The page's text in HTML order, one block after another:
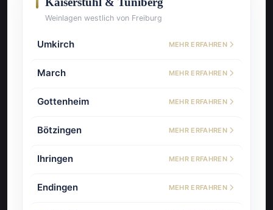
Weinlagen westlich von Freiburg
Umkirch MEHR ERFAHREN
March MEHR ERFAHREN
Gottenheim MEHR ERFAHREN
Bötzingen MEHR ERFAHREN
Ihringen MEHR ERFAHREN
Endingen MEHR ERFAHREN